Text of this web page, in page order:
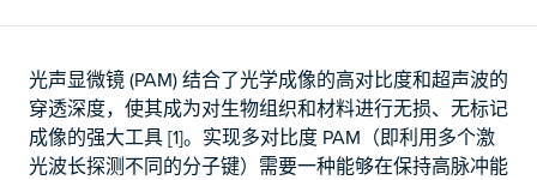
光声显微镜 (PAM) 结合了光学成像的高对比度和超声波的
穿透深度，使其成为对生物组织和材料进行无损、无标记
成像的强大工具 [1]。实现多对比度 PAM（即利用多个激
光波长探测不同的分子键）需要一种能够在保持高脉冲能